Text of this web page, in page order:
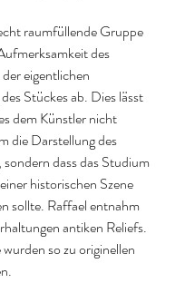
raumfüllende Gruppe
des
eigentlichen
Stückes ab. Dies lässt
dem Künstler nicht
die Darstellung des
dass das Studium
historischen Szene
sollte. Raffael entnahm
antiken Reliefs.
so zu originellen